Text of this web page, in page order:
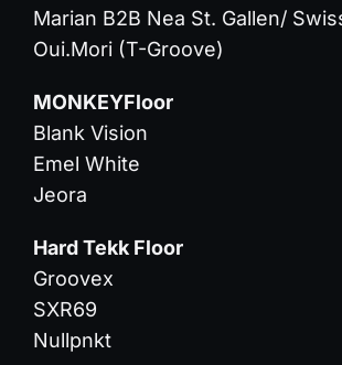
Marian B2B Nea St. Gallen/
Oui.Mori (T-Groove)
MONKEYFloor
Blank Vision
Emel White
Jeora
Hard Tekk Floor
Groovex
SXR69
Nullpnkt